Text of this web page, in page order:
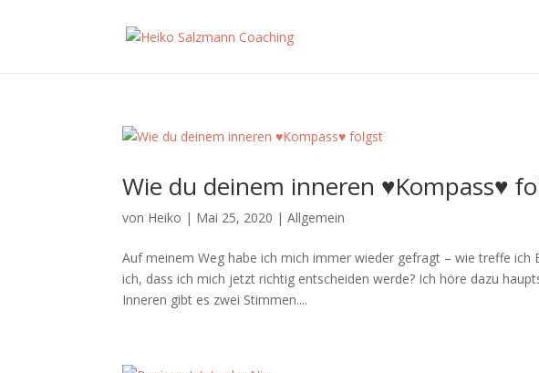
Wie du deinem inneren ♥Kompass♥
von Heiko | Mai 25, 2020 |Allgemein
Auf meinem Weg habe ich mich immer wieder gefragt – wie treffe ich
ich, dass ich mich jetzt richtig entscheiden werde? Ich höre dazu
Inneren gibt es zwei Stimmen....